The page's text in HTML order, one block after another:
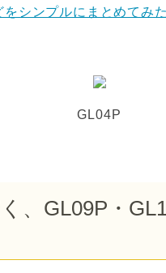
シンプルにまとめてみた
GL04P
、GL09P・